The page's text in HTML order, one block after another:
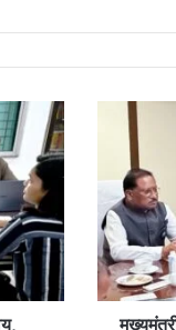
त्री
श्री
वि
ष्णु
दे
व